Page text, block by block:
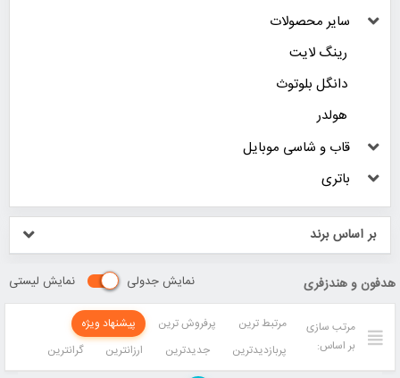
سایر محصولات
رینگ لایت
دانگل بلوتوث
هولدر
قاب و شاسی موبایل
باتری
بر اساس برند
هدفون و هندزفری نمایش جدولی نمایش لیستی
مرتب سازی
بر اساس:
مرتبط ترین پرفروش ترین
پیشنهاد ویژه
پربازدیدترین
جدیدترین ارزانترین گرانترین